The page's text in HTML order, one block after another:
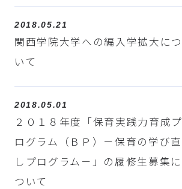
2018.05.21
関西学院大学への編入学拡大につ
いて
2018.05.01
２０１８年度「保育実践力育成プ
ログラム（ＢＰ）－保育の学び直
しプログラム－」の履修生募集に
ついて